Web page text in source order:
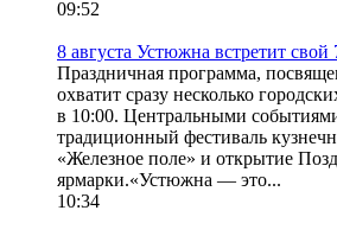
09:52
8 августа Устюжна встретит
Праздничная программа,
охватит сразу несколько
в 10:00. Центральными
традиционный фестиваль
«Железное поле» и открытие
ярмарки.«Устюжна — это...
10:34